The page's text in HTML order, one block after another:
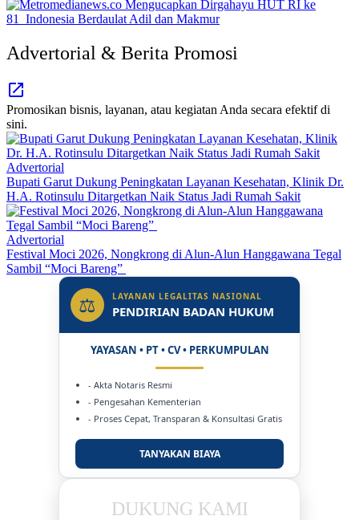
Advertorial & Berita Promosi
Promosikan bisnis, layanan, atau kegiatan Anda secara efektif di
sini.
Advertorial
Bupati Garut Dukung Peningkatan Layanan Kesehatan, Klinik Dr.
H.A. Rotinsulu Ditargetkan Naik Status Jadi Rumah Sakit
Advertorial
Festival Moci 2026, Nongkrong di Alun-Alun Hanggawana Tegal
Sambil “Moci Bareng”
⚖ LAYANAN LEGALITAS NASIONAL
PENDIRIAN BADAN HUKUM
YAYASAN • PT • CV • PERKUMPULAN
- Akta Notaris Resmi
- Pengesahan Kementerian
- Proses Cepat, Transparan & Konsultasi Gratis
TANYAKAN BIAYA
DUKUNG KAMI